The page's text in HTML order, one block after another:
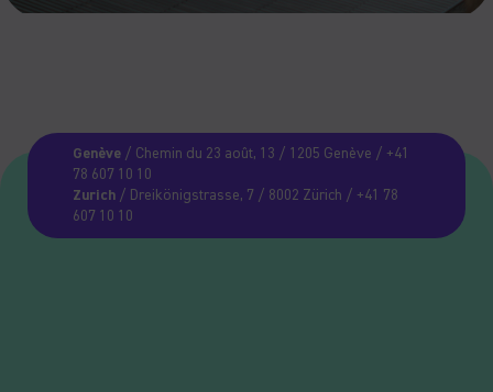
Genève/ Chemin du 23 août, 13 / 1205 Genève / +41
78 607 10 10
Zurich/ Dreikönigstrasse, 7 / 8002 Zürich / +41 78
607 10 10